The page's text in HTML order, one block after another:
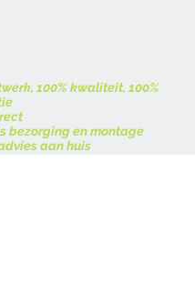
100% kwaliteit, 100%
bezorging en montage
aan huis